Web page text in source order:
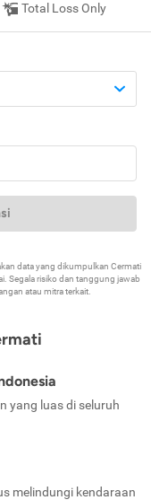
Total Loss Only
data yang dikumpulkan Cermati
Segala risiko dan tanggung jawab
atau mitra terkait.
yang luas di seluruh
melindungi kendaraan